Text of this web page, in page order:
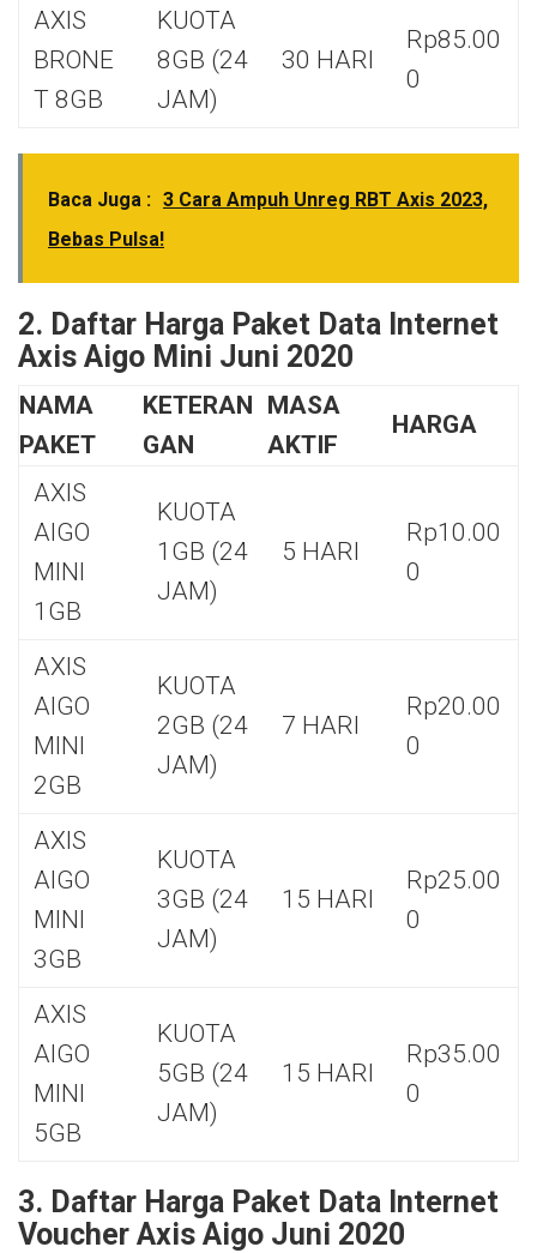
AXIS
BRONE
T 8GB
KUOTA
8GB (24
JAM)
30 HARI
Rp85.00
0
Baca Juga : 3 Cara Ampuh Unreg RBT Axis 2023,
Bebas Pulsa!
2. Daftar Harga Paket Data Internet
Axis Aigo Mini Juni 2020
NAMA
PAKET
KETERAN
GAN
MASA
AKTIF
HARGA
AXIS
AIGO
MINI
1GB
KUOTA
1GB (24
JAM)
5 HARI
Rp10.00
0
AXIS
AIGO
MINI
2GB
KUOTA
2GB (24
JAM)
7 HARI
Rp20.00
0
AXIS
AIGO
MINI
3GB
KUOTA
3GB (24
JAM)
15 HARI
Rp25.00
0
AXIS
AIGO
MINI
5GB
KUOTA
5GB (24
JAM)
15 HARI
Rp35.00
0
3. Daftar Harga Paket Data Internet
Voucher Axis Aigo Juni 2020